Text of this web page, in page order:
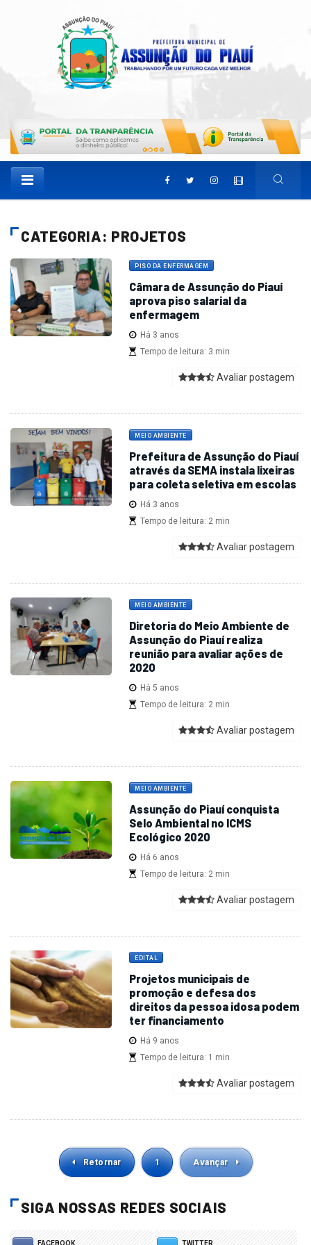
CATEGORIA: PROJETOS
PISO DA ENFERMAGEM
Câmara de Assunção do Piauí
aprova piso salarial da
enfermagem
Há 3 anos
Tempo de leitura: 3 min
Avaliar postagem
MEIO AMBIENTE
Prefeitura de Assunção do Piauí
através da SEMA instala lixeiras
para coleta seletiva em escolas
Há 3 anos
Tempo de leitura: 2 min
Avaliar postagem
MEIO AMBIENTE
Diretoria do Meio Ambiente de
Assunção do Piauí realiza
reunião para avaliar ações de
2020
Há 5 anos
Tempo de leitura: 2 min
Avaliar postagem
MEIO AMBIENTE
Assunção do Piauí conquista
Selo Ambiental no ICMS
Ecológico 2020
Há 6 anos
Tempo de leitura: 2 min
Avaliar postagem
EDITAL
Projetos municipais de
promoção e defesa dos
direitos da pessoa idosa podem
ter financiamento
Há 9 anos
Tempo de leitura: 1 min
Avaliar postagem
Retornar 1 Avançar
SIGA NOSSAS REDES SOCIAIS